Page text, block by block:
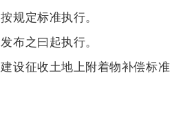
规定标准执行。
之曰起执行。
征收土地上附着物补偿标准